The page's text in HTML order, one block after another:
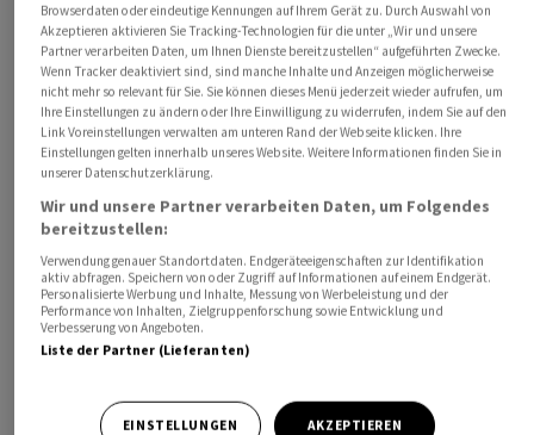
Browserdaten oder eindeutige Kennungen auf Ihrem Gerät zu. Durch Auswahl von
Akzeptieren aktivieren Sie Tracking-Technologien für die unter „Wir und unsere
Partner verarbeiten Daten, um Ihnen Dienste bereitzustellen“ aufgeführten Zwecke.
Wenn Tracker deaktiviert sind, sind manche Inhalte und Anzeigen möglicherweise
nicht mehr so relevant für Sie. Sie können dieses Menü jederzeit wieder aufrufen, um
Ihre Einstellungen zu ändern oder Ihre Einwilligung zu widerrufen, indem Sie auf den
Link Voreinstellungen verwalten am unteren Rand der Webseite klicken. Ihre
Einstellungen gelten innerhalb unseres Website. Weitere Informationen finden Sie in
unserer Datenschutzerklärung.
Wir und unsere Partner verarbeiten Daten, um Folgendes
bereitzustellen:
Verwendung genauer Standortdaten. Endgeräteeigenschaften zur Identifikation
aktiv abfragen. Speichern von oder Zugriff auf Informationen auf einem Endgerät.
Personalisierte Werbung und Inhalte, Messung von Werbeleistung und der
Performance von Inhalten, Zielgruppenforschung sowie Entwicklung und
Verbesserung von Angeboten.
Liste der Partner (Lieferanten)
EINSTELLUNGEN AKZEPTIEREN